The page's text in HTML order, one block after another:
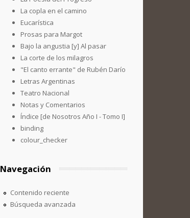
La copla en el camino
Eucarística
Prosas para Margot
Bajo la angustia [y] Al pasar
La corte de los milagros
"El canto errante" de Rubén Darío
Letras Argentinas
Teatro Nacional
Notas y Comentarios
Índice [de Nosotros Año I - Tomo I]
binding
colour_checker
Navegación
Contenido reciente
Búsqueda avanzada